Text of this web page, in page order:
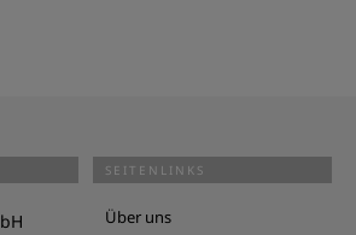
SEITENLINKS
Über uns